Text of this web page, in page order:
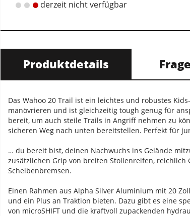
derzeit nicht verfügbar
Produktdetails
Das Wahoo 20 Trail ist ein leichtes und robustes
manövrieren und ist gleichzeitig tough genug für
bereit, um auch steile Trails in Angriff nehmen zu
sicheren Weg nach unten bereitstellen. Perfekt für
… du bereit bist, deinen Nachwuchs ins Gelände
zusätzlichen Grip von breiten Stollenreifen,
Scheibenbremsen.
Einen Rahmen aus Alpha Silver Aluminium mit 20
und ein Plus an Traktion bieten. Dazu gibt es eine
von microSHIFT und die kraftvoll zupackenden